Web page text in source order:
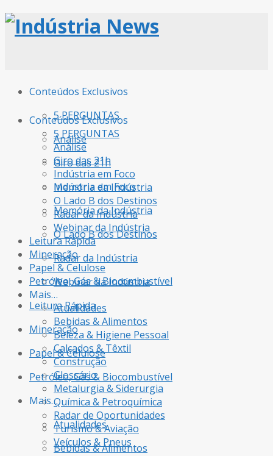
Conteúdos Exclusivos
5 PERGUNTAS
Análise
Giro das 21h
Indústria em Foco
Memória da Indústria
O Lado B dos Destinos
Radar da Indústria
Webinar da Indústria
Leitura Rápida
Mineração
Papel & Celulose
Petróleo, Gás & Biocombustível
Mais…
Atualidades
Bebidas & Alimentos
Conteúdos Exclusivos
5 PERGUNTAS
Análise
Giro das 21h
Indústria em Foco
Memória da Indústria
O Lado B dos Destinos
Radar da Indústria
Webinar da Indústria
Leitura Rápida
Mineração
Papel & Celulose
Petróleo, Gás & Biocombustível
Mais…
Atualidades
Bebidas & Alimentos
Beleza & Higiene Pessoal
Calçados & Têxtil
Construção
Glossário
Metalurgia & Siderurgia
Química & Petroquímica
Radar de Oportunidades
Turismo & Aviação
Veículos & Pneus